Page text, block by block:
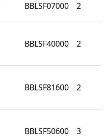
BBLSF07000 2
BBLSF40000 2
BBLSF81600 2
BBLSF50600 3